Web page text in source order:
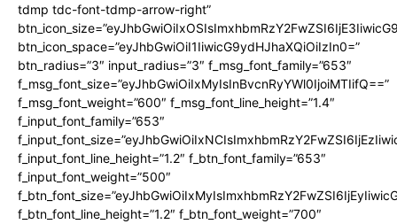
tdmp tdc-font-tdmp-arrow-right”
btn_icon_space=”eyJhbGwiOiI1IiwicG9ydHJhaXQiOiIzIn0=”
btn_radius=”3″ input_radius=”3″ f_msg_font_family=”653″
f_msg_font_size=”eyJhbGwiOiIxMyIsInBvcnRyYWl0IjoiMTIifQ==”
f_msg_font_weight=”600″ f_msg_font_line_height=”1.4″
f_input_font_family=”653″
f_input_font_line_height=”1.2″ f_btn_font_family=”653″
f_input_font_weight=”500″
f_btn_font_line_height=”1.2″ f_btn_font_weight=”700″